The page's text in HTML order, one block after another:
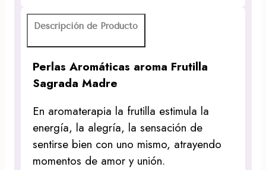
Descripción de Producto
Perlas Aromáticas aroma Frutilla
Sagrada Madre
En aromaterapia la frutilla estimula la
energía, la alegría, la sensación de
sentirse bien con uno mismo, atrayendo
momentos de amor y unión.